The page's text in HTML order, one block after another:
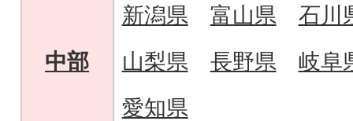
中部
新潟県 富山県
石川
山梨県
長野県
岐阜
愛知県